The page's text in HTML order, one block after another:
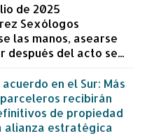
de 2025
Sexólogos
las manos, asearse
del acto se...
en el Sur: Más
recibirán
de propiedad
alianza estratégica